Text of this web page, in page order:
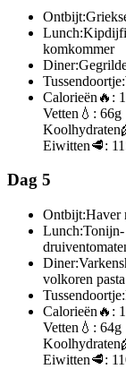
Ontbijt:
Lunch:
komkommer
Diner:
Tussendoortje:
Calorieën 🔥:
Vetten 💧: 66g
Koolhydraten
Eiwitten🥩:
Dag 5
Ontbijt:Haver
Lunch:Tonijn-
Diner:
volkoren pasta
Tussendoortje:
Calorieën 🔥:
Vetten 💧: 64g
Koolhydraten
Eiwitten🥩: